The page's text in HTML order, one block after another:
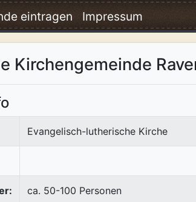
eintragen Impressum
Kirchengemeinde
Evangelisch-lutherische Kirche
ca. 50-100 Personen